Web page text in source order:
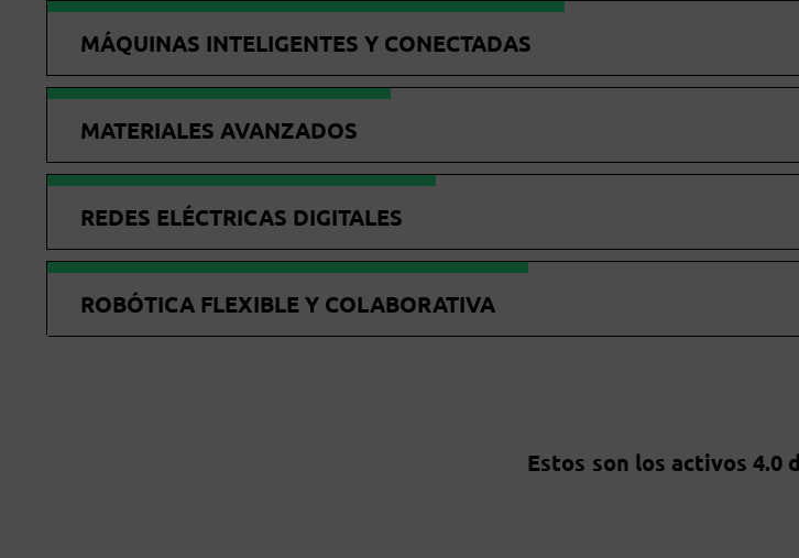
MÁQUINAS INTELIGENTES Y CONECTADAS
MATERIALES AVANZADOS
REDES ELÉCTRICAS DIGITALES
ROBÓTICA FLEXIBLE Y COLABORATIVA
Estos son los activos 4.0